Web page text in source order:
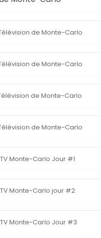
de Monte-Carlo
de Monte-Carlo
de Monte-Carlo
de Monte-Carlo
Monte-Carlo Jour #1
Monte-Carlo jour #2
Monte-Carlo Jour #3